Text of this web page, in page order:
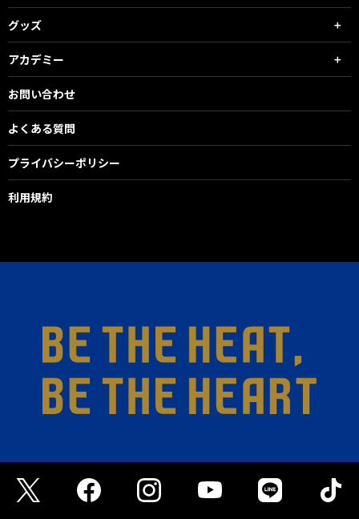
グッズ
アカデミー
お問い合わせ
よくある質問
プライバシーポリシー
利用規約